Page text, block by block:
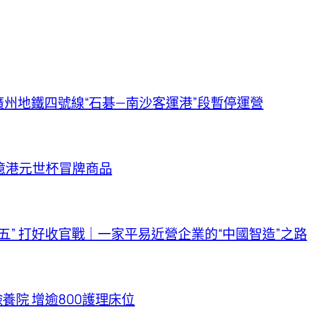
地鐵四號線“石碁—南沙客運港”段暫停運營
港元世杯冒牌商品
” 打好收官戰｜一家平易近營企業的“中國智造”之路
院 增逾800護理床位